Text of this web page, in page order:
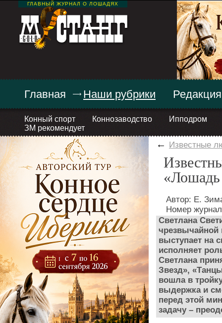
ГЛАВНЫЙ ЖУРНАЛ О ЛОШАДЯХ
Главная Наши рубрики
Конный спорт Коннозаводство
Ипподром
ЗМ рекомендует
Редакция
← Известные
«Лошадь
Автор: Е.
Номер
Светлана
чрезвычайной
выступает на
исполняет
Светлана
Звезд»,
вошла в
выдержка и
перед этой
задачу –